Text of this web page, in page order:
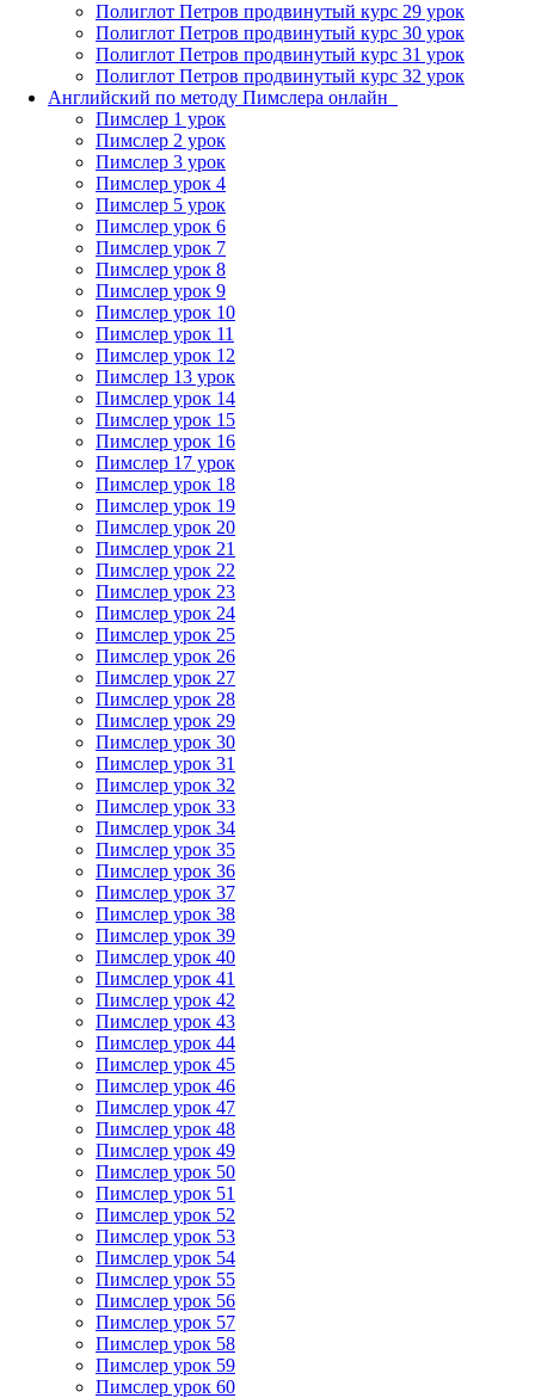
Полиглот Петров продвинутый курс 29 урок
Полиглот Петров продвинутый курс 30 урок
Полиглот Петров продвинутый курс 31 урок
Полиглот Петров продвинутый курс 32 урок
Английский по методу Пимслера онлайн_
Пимслер 1 урок
Пимслер 2 урок
Пимслер 3 урок
Пимслер урок 4
Пимслер 5 урок
Пимслер урок 6
Пимслер урок 7
Пимслер урок 8
Пимслер урок 9
Пимслер урок 10
Пимслер урок 11
Пимслер урок 12
Пимслер 13 урок
Пимслер урок 14
Пимслер урок 15
Пимслер урок 16
Пимслер 17 урок
Пимслер урок 18
Пимслер урок 19
Пимслер урок 20
Пимслер урок 21
Пимслер урок 22
Пимслер урок 23
Пимслер урок 24
Пимслер урок 25
Пимслер урок 26
Пимслер урок 27
Пимслер урок 28
Пимслер урок 29
Пимслер урок 30
Пимслер урок 31
Пимслер урок 32
Пимслер урок 33
Пимслер урок 34
Пимслер урок 35
Пимслер урок 36
Пимслер урок 37
Пимслер урок 38
Пимслер урок 39
Пимслер урок 40
Пимслер урок 41
Пимслер урок 42
Пимслер урок 43
Пимслер урок 44
Пимслер урок 45
Пимслер урок 46
Пимслер урок 47
Пимслер урок 48
Пимслер урок 49
Пимслер урок 50
Пимслер урок 51
Пимслер урок 52
Пимслер урок 53
Пимслер урок 54
Пимслер урок 55
Пимслер урок 56
Пимслер урок 57
Пимслер урок 58
Пимслер урок 59
Пимслер урок 60